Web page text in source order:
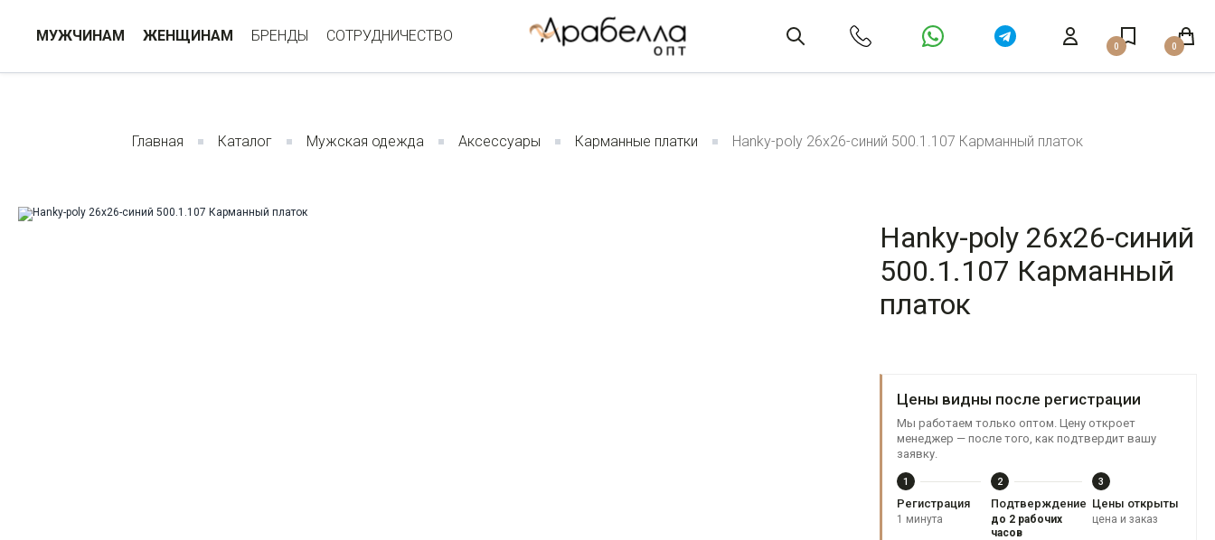
МУЖЧИНАМ ЖЕНЩИНАМ БРЕНДЫ СОТРУДНИЧЕСТВО
0 0
Главная Каталог Мужская одежда Аксессуары Карманные платки Hanky-poly 26x26-синий 500.1.107 Карманный платок
Hanky-poly 26x26-синий
500.1.107 Карманный
платок
Цены видны после регистрации
Мы работаем только оптом. Цену откроет
менеджер — после того, как подтвердит вашу
заявку.
1
Регистрация
1 минута
2
Подтверждение
до 2 рабочих
часов
3
Цены открыты
цена и заказ